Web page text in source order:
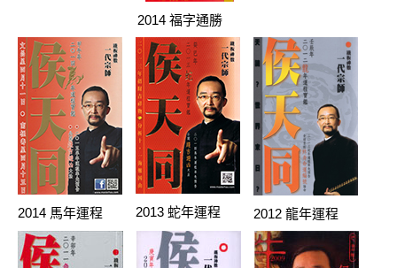
2014 福字通勝
2014 馬年運程 2013 蛇年運程 2012 龍年運程